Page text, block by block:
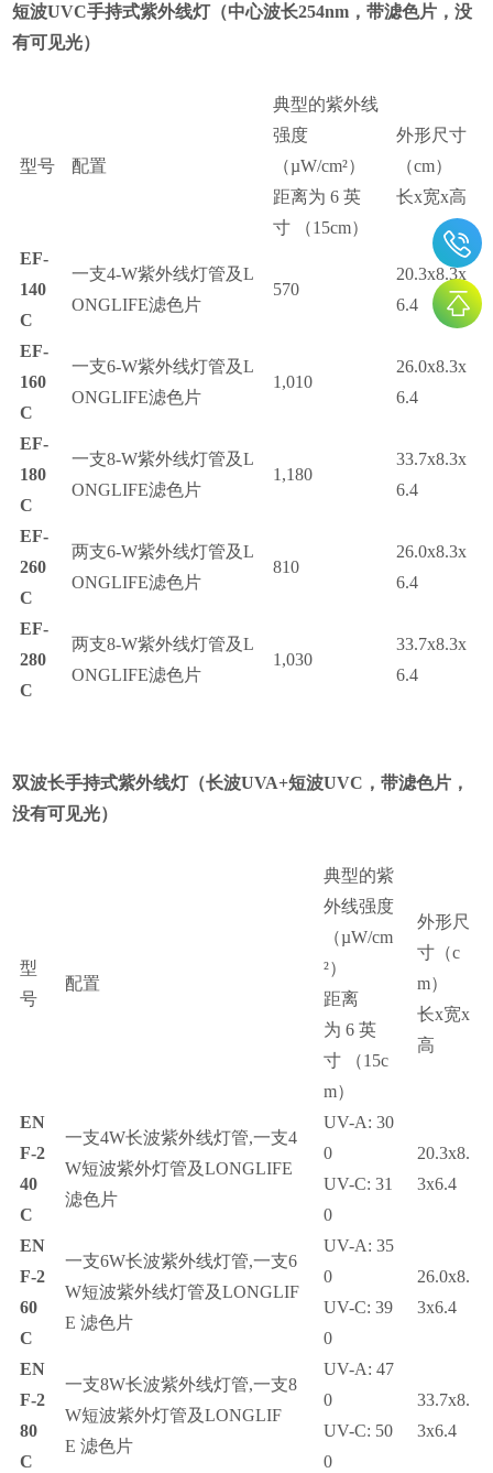
短波UVC手持式紫外线灯（中心波长254nm ，带滤色片，没
有可见光）
型号 配置
典型的紫外线
强度
（µW/cm²）
距离为6英
寸
（15cm）
外形尺寸
（cm）
长x宽x高
EF-
140
C
一支4-W紫外线灯管及L
ONGLIFE滤色片
570
20.3x8.3x
6.4
EF-
160
C
一支6-W紫外线灯管及L
ONGLIFE滤色片
1,010
26.0x8.3x
6.4
EF-
180
C
一支8-W紫外线灯管及L
ONGLIFE滤色片
1,180
33.7x8.3x
6.4
EF-
260
C
两支6-W紫外线灯管及L
ONGLIFE滤色片
810
26.0x8.3x
6.4
EF-
280
C
两支8-W紫外线灯管及L
ONGLIFE滤色片
1,030
33.7x8.3x
6.4
双波长手持式紫外线灯（长波UVA+短波UVC ，带滤色片，
没有可见光）
型
号
配置
典型的紫
外线强度
（µW/cm
²）
距离
为6英
寸
（15c
m）
外形尺
寸 （c
m）
长x宽x
高
EN
F-2
40
C
一支4W长波紫外线灯管,一支4
W短波紫外灯管及LONGLIFE
滤色片
UV-A: 30
0
UV-C: 31
0
20.3x8.
3x6.4
EN
F-2
60
C
一支6W长波紫外线灯管,一支6
W短波紫外线灯管及LONGLIF
E滤色片
UV-A: 35
0
UV-C: 39
0
26.0x8.
3x6.4
EN
F-2
80
C
一支8W长波紫外线灯管,一支8
W短波紫外灯管及LONGLIF
E滤色片
UV-A: 47
0
UV-C: 50
0
33.7x8.
3x6.4